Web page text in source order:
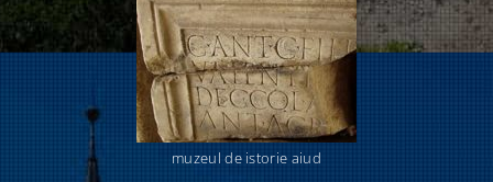
muzeul de istorie aiud